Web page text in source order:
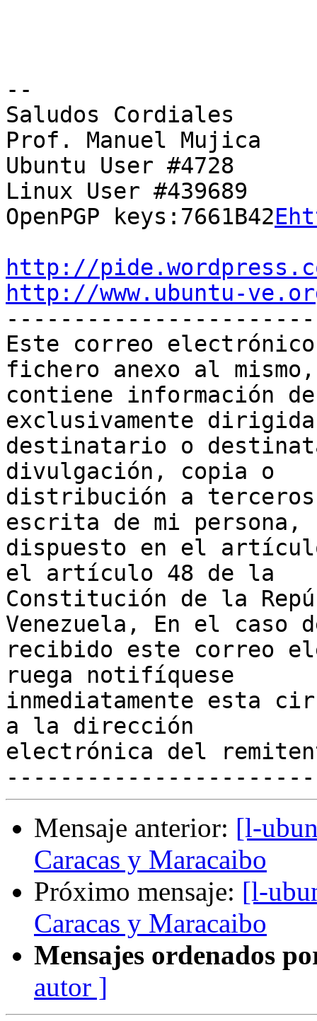
--
Saludos Cordiales
Prof. Manuel Mujica
Ubuntu User #4728
Linux User #439689
OpenPGP keys:7661B42
http://
http://www.ubuntu-
Este correo
fichero anexo al mismo,
contiene información
exclusivamente
destinatario o
divulgación, copia o
distribución a
escrita de mi persona,
dispuesto en el
el artículo 48 de la
Constitución de la
Venezuela, En el caso
recibido este correo
ruega notifíquese
inmediatamente esta
a la dirección
electrónica del
Mensaje anterior: [l-
Caracas y Maracaibo
Próximo mensaje: [l-
Caracas y Maracaibo
Mensajes ordenados
autor ]